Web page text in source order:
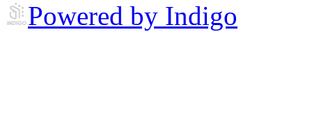
Powered by Indigo